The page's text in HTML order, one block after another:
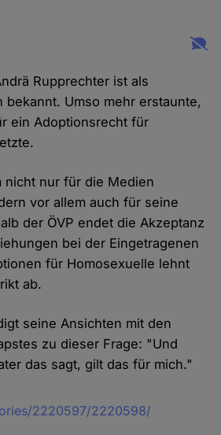
Rupprechter ist als
bekannt. Umso mehr erstaunte,
ein Adoptionsrecht für
nicht nur für die Medien
vor allem auch für seine
der ÖVP endet die Akzeptanz
bei der Eingetragenen
für Homosexuelle lehnt
ab.
seine Ansichten mit den
zu dieser Frage: "Und
das sagt, gilt das für mich."
2220597/2220598/